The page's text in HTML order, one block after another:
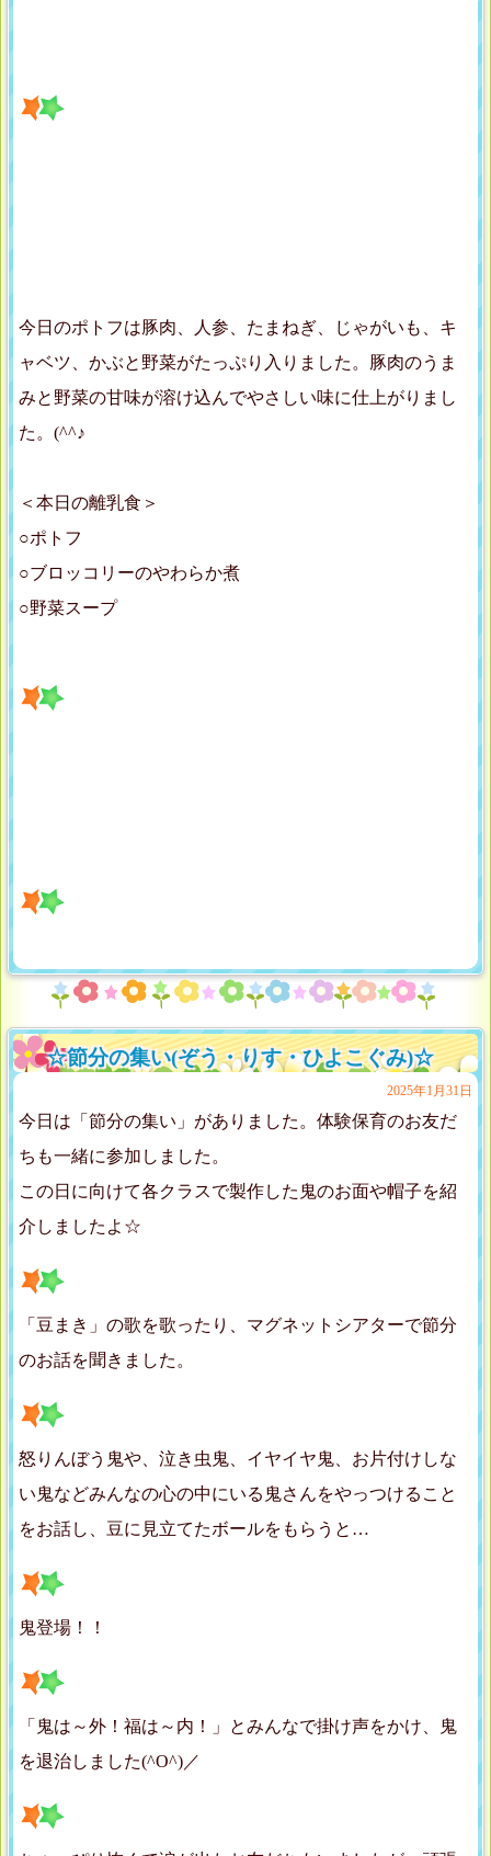
今日のポトフは豚肉、人参、たまねぎ、じゃがいも、キ
ャベツ、かぶと野菜がたっぷり入りました。豚肉のうま
みと野菜の甘味が溶け込んでやさしい味に仕上がりまし
た。(^^♪
＜本日の離乳食＞
○ポトフ
○ブロッコリーのやわらか煮
○野菜スープ
☆節分の集い(ぞう・りす・ひよこぐみ)☆
2025年1月31日
今日は「節分の集い」がありました。体験保育のお友だ
ちも一緒に参加しました。
この日に向けて各クラスで製作した鬼のお面や帽子を紹
介しましたよ☆
「豆まき」の歌を歌ったり、マグネットシアターで節分
のお話を聞きました。
怒りんぼう鬼や、泣き虫鬼、イヤイヤ鬼、お片付けしな
い鬼などみんなの心の中にいる鬼さんをやっつけること
をお話し、豆に見立てたボールをもらうと…
鬼登場！！
「鬼は～外！福は～内！」とみんなで掛け声をかけ、鬼
を退治しました(^O^)／